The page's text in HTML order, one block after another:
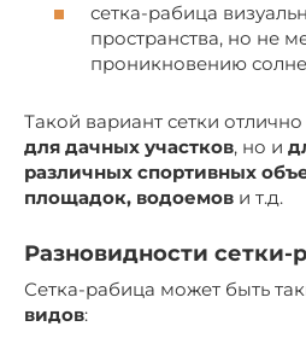
сетка-рабица
пространства, но не
проникновению
Такой вариант сетки
для дачных участков, но и
различных спортивных
площадок, водоемов и т.д.
Разновидности сетки-
Сетка-рабица может быть
видов: